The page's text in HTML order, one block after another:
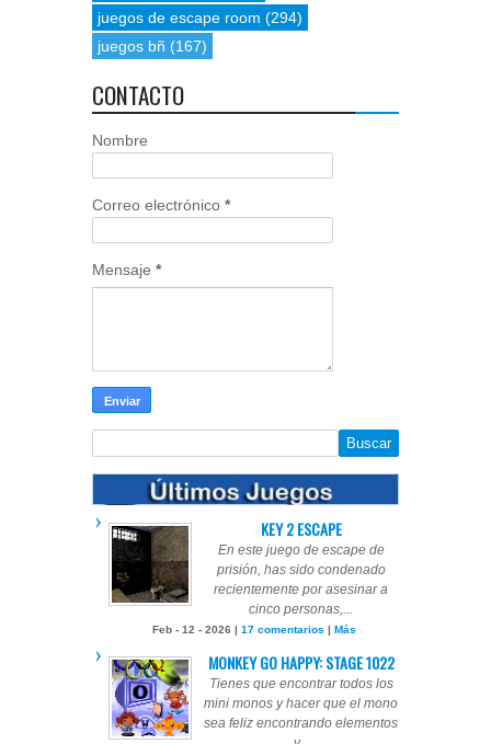
juegos de escape room (294)
juegos bñ (167)
CONTACTO
Nombre
Correo electrónico *
Mensaje *
KEY 2 ESCAPE
En este juego de escape de
prisión, has sido condenado
recientemente por asesinar a
cinco personas,...
Feb - 12 - 2026 | 17 comentarios | Más
MONKEY GO HAPPY: STAGE 1022
Tienes que encontrar todos los
mini monos y hacer que el mono
sea feliz encontrando elementos